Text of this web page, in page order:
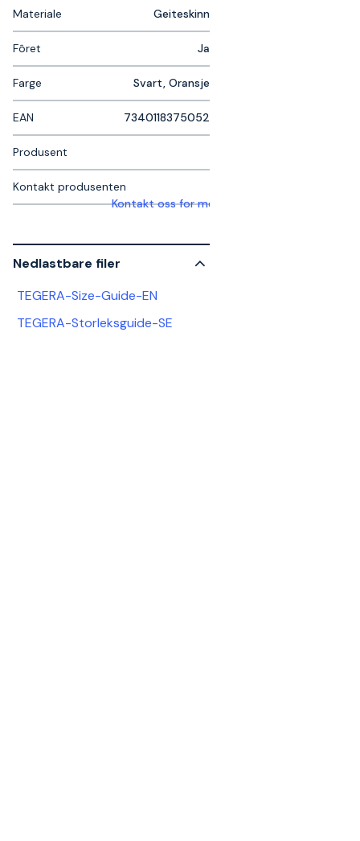
Materiale Geiteskinn
Fôret Ja
Farge Svart, Oransje
EAN 7340118375052
Produsent
Kontakt produsenten
Kontakt oss for mer informasjon
Nedlastbare filer
TEGERA-Size-Guide-EN
TEGERA-Storleksguide-SE